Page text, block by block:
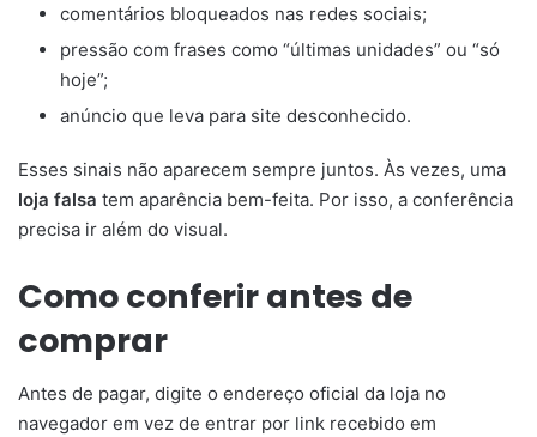
comentários bloqueados nas redes sociais;
pressão com frases como “últimas unidades” ou “só
hoje”;
anúncio que leva para site desconhecido.
Esses sinais não aparecem sempre juntos. Às vezes, uma
loja falsa tem aparência bem-feita. Por isso, a conferência
precisa ir além do visual.
Como conferir antes de
comprar
Antes de pagar, digite o endereço oficial da loja no
navegador em vez de entrar por link recebido em